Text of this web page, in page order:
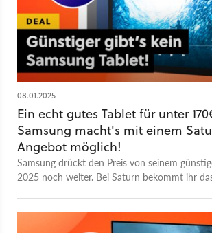
08.01.2025
Ein echt gutes Tablet für unter
Samsung macht's mit einem
Angebot möglich!
Samsung drückt den Preis von seinem
2025 noch weiter. Bei Saturn bekommt ihr